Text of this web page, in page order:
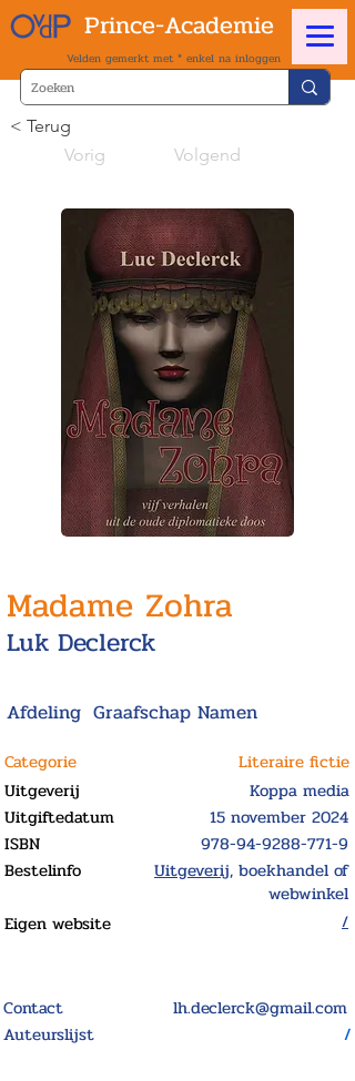
Prince-Academie
Velden gemerkt met * enkel na inloggen
< Terug
Vorig
Volgend
Madame Zohra
Luk Declerck
Afdeling Graafschap Namen
Categorie
Literaire fictie
Uitgeverij
Koppa media
Uitgiftedatum
15 november 2024
ISBN
978-94-9288-771-9
Bestelinfo
Uitgeverij, boekhandel of
webwinkel
Eigen website
/
Contact
lh.declerck@gmail.com
Auteurslijst
/